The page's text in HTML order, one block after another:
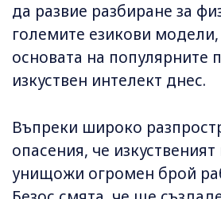
да развие разбиране за
големите езикови модели,
основата на популярните
изкуствен интелект днес.
Въпреки широко
опасения, че
унищожи огромен брой